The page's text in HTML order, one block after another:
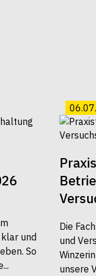
und
So
Die
und
unsere